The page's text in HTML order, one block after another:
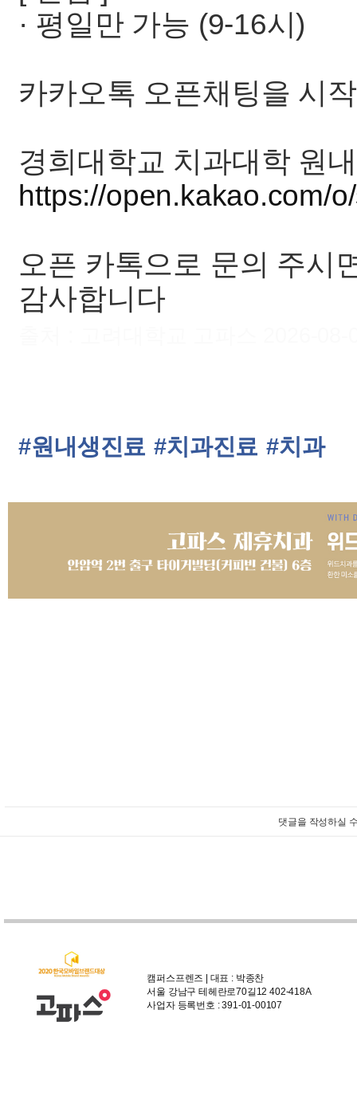
· 평일만 가능 (9-16시)
카카오톡 오픈채팅을 시
경희대학교 치과대학 원
https://open.kakao.com/
오픈 카톡으로 문의 주시
감사합니다
#원내생진료 #치과진료 #치과
댓글을 작성하실
캠퍼스프렌즈 | 대표 : 박종찬
서울 강남구 테헤란로70길12 402-418A
사업자 등록번호 : 391-01-00107